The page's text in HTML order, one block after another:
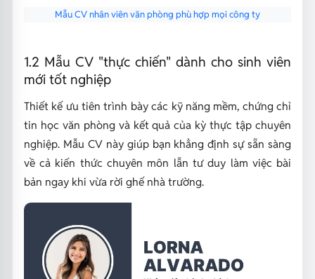
Mẫu CV nhân viên văn phòng phù hợp mọi công ty
1.2 Mẫu CV "thực chiến" dành cho sinh viên
mới tốt nghiệp
Thiết kế ưu tiên trình bày các kỹ năng mềm, chứng chỉ
tin học văn phòng và kết quả của kỳ thực tập chuyên
nghiệp. Mẫu CV này giúp bạn khẳng định sự sẵn sàng
về cả kiến thức chuyên môn lẫn tư duy làm việc bài
bản ngay khi vừa rời ghế nhà trường.